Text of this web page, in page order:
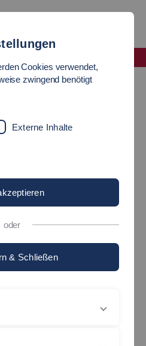
Tip-Regio
IN DIE
STÄRKEN
Cookies verwendet,
zwingend benötigt
Externe Inhalte
oder
& Schließen